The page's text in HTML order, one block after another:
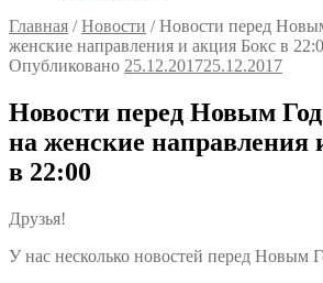
Главная /Новости /Новости перед
женские направления и акция Бокс в
Опубликовано 25.12.201725.12.2017
Новости перед Новым
на женские направления
в 22:00
Друзья!
У нас несколько новостей перед Новым